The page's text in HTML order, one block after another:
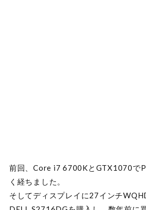
前回、Core i7 6700KとGTX1070で
く経ちました。
そしてディスプレイに27インチ